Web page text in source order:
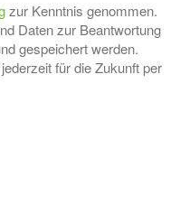
zur Kenntnis genommen.
Daten zur Beantwortung
gespeichert werden.
für die Zukunft per